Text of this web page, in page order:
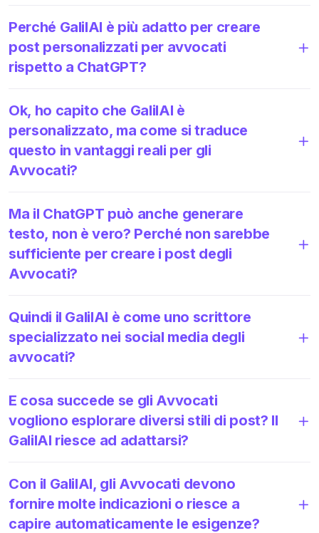
Perché GalilAI è più adatto per creare
post personalizzati per avvocati
rispetto a ChatGPT?
Ok, ho capito che GalilAI è
personalizzato, ma come si traduce
questo in vantaggi reali per gli
Avvocati?
Ma il ChatGPT può anche generare
testo, non è vero? Perché non sarebbe
sufficiente per creare i post degli
Avvocati?
Quindi il GalilAI è come uno scrittore
specializzato nei social media degli
avvocati?
E cosa succede se gli Avvocati
vogliono esplorare diversi stili di post? Il
GalilAI riesce ad adattarsi?
Con il GalilAI, gli Avvocati devono
fornire molte indicazioni o riesce a
capire automaticamente le esigenze?